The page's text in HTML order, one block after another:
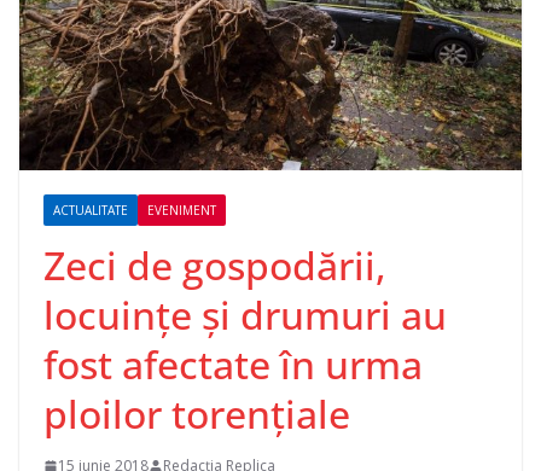
ACTUALITATE EVENIMENT
Zeci de gospodării,
locuinţe şi drumuri au
fost afectate în urma
ploilor torenţiale
15 iunie 2018 Redacția Replica